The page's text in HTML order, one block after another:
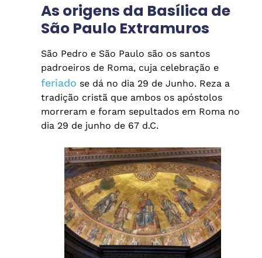
As origens da Basílica de
São Paulo Extramuros
São Pedro e São Paulo são os santos
padroeiros de Roma, cuja celebração e
feriado se dá no dia 29 de Junho. Reza a
tradição cristã que ambos os apóstolos
morreram e foram sepultados em Roma no
dia 29 de junho de 67 d.C.